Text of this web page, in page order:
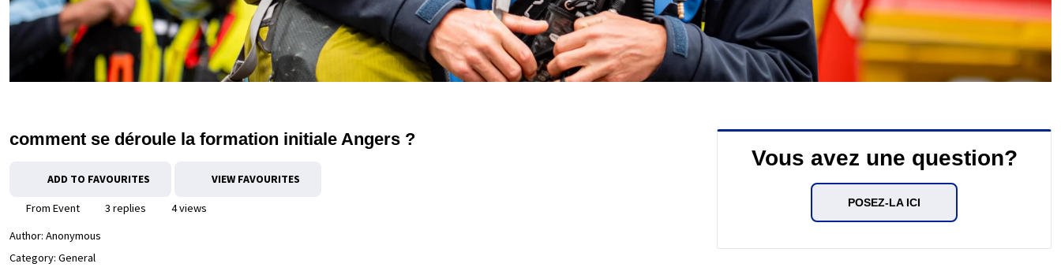
comment se déroule la formation initiale Angers ?
ADD TO FAVOURITES VIEW FAVOURITES
From Event 3 replies
4 views
Author: Anonymous
Category: General
Vous avez une question?
POSEZ-LA ICI